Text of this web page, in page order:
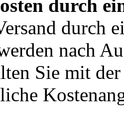
durch
durch
nach
Sie mit